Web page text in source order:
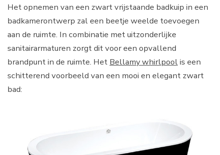
Het opnemen van een zwart vrijstaande badkuip in een
badkamerontwerp zal een beetje weelde toevoegen
aan de ruimte. In combinatie met uitzonderlijke
sanitairarmaturen zorgt dit voor een opvallend
brandpunt in de ruimte. Het Bellamy whirlpoolis een
schitterend voorbeeld van een mooi en elegant zwart
bad: